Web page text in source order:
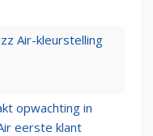
Air-kleurstelling
opwachting in
eerste klant